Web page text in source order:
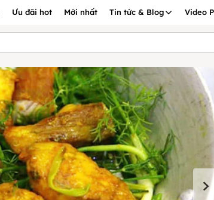
Ưu đãi hot Mới nhất Tin tức & Blog Video